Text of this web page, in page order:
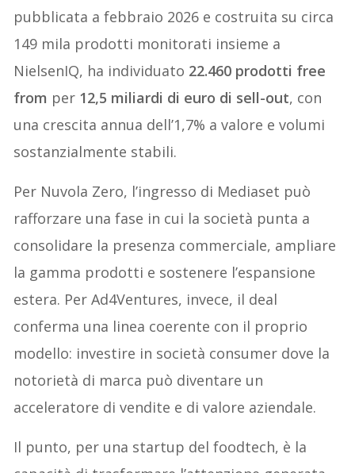
pubblicata a febbraio 2026 e costruita su circa
149 mila prodotti monitorati insieme a
NielsenIQ, ha individuato 22.460 prodotti free
from per 12,5 miliardi di euro di sell-out, con
una crescita annua dell’1,7% a valore e volumi
sostanzialmente stabili.
Per Nuvola Zero, l’ingresso di Mediaset può
rafforzare una fase in cui la società punta a
consolidare la presenza commerciale, ampliare
la gamma prodotti e sostenere l’espansione
estera. Per Ad4Ventures, invece, il deal
conferma una linea coerente con il proprio
modello: investire in società consumer dove la
notorietà di marca può diventare un
acceleratore di vendite e di valore aziendale.
Il punto, per una startup del foodtech, è la